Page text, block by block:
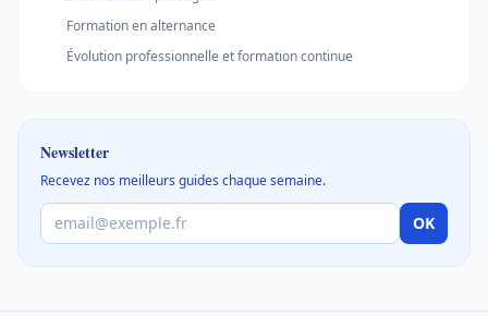
Formation en alternance
Évolution professionnelle et formation continue
Newsletter
Recevez nos meilleurs guides chaque semaine.
OK